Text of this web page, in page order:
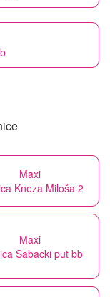
Maxi
Kneza Miloša 2
Maxi
Šabacki put bb